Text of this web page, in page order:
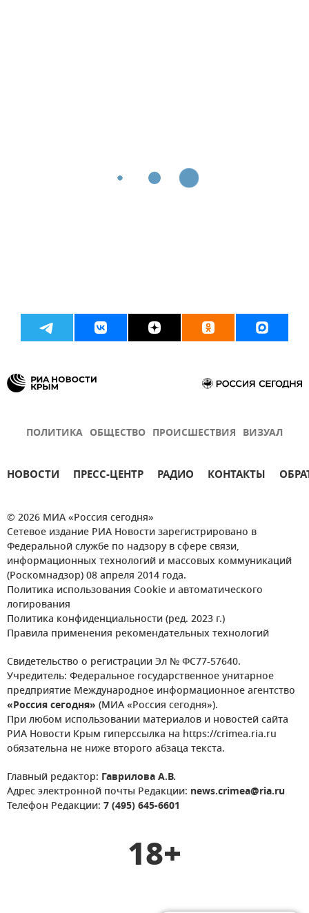
ПОЛИТИКА ОБЩЕСТВО ПРОИСШЕСТВИЯ ВИЗУАЛ
НОВОСТИ ПРЕСС-ЦЕНТР РАДИО КОНТАКТЫ
© 2026 МИА «Россия сегодня»
Сетевое издание РИА Новости зарегистрировано в
Федеральной службе по надзору в сфере связи,
информационных технологий и массовых коммуникаций
(Роскомнадзор) 08 апреля 2014 года.
Политика использования Cookie и автоматического
логирования
Политика конфиденциальности (ред. 2023 г.)
Правила применения рекомендательных технологий
Свидетельство о регистрации Эл № ФС77-57640.
Учредитель: Федеральное государственное унитарное
предприятие Международное информационное агентство
«Россия сегодня» (МИА «Россия сегодня»).
При любом использовании материалов и новостей сайта
РИА Новости Крым гиперссылка на https://crimea.ria.ru
обязательна не ниже второго абзаца текста.
Главный редактор: Гаврилова А.В.
Адрес электронной почты Редакции: news.crimea@ria.ru
Телефон Редакции: 7 (495) 645-6601
18+